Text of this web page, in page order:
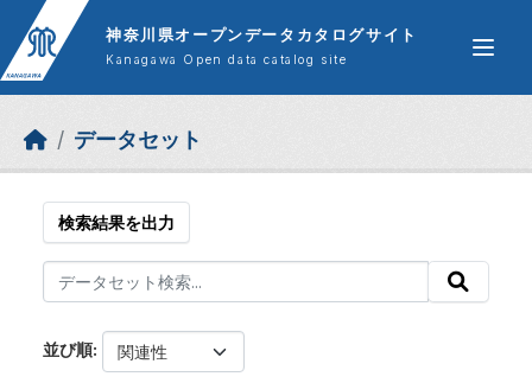
Skip to main content
神奈川県オープンデータカタログサイト
Kanagawa Open data catalog site
データセット
検索結果を出力
並び順